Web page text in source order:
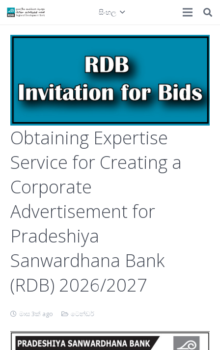
සිංහල
Obtaining Expertise
Service for Creating a
Corporate
Advertisement for
Pradeshiya
Sanwardhana Bank
(RDB) 2026/2027
මාස 3ක් ago ටෙන්ඩර්